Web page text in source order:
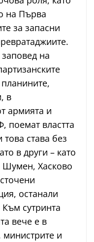
на Първа
за запасни
на
в
армията и
поемат властта
става без
в други – като
Хасково
останали
сутринта
вече е в
и